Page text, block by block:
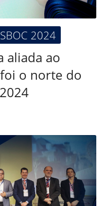
2024
aliada ao
o norte do